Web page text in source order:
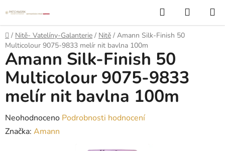
na
obsah
Hledat
KOŠÍK
Domů
/ Nitě- Vatelíny-Galanterie / Nitě / Amann Silk-Finish 50
Multicolour 9075-9833 melír nit bavlna 100m
Amann Silk-Finish 50
Multicolour 9075-9833
melír nit bavlna 100m
Průměrné
hodnocení
Neohodnoceno Podrobnosti hodnocení
Značka: Amann